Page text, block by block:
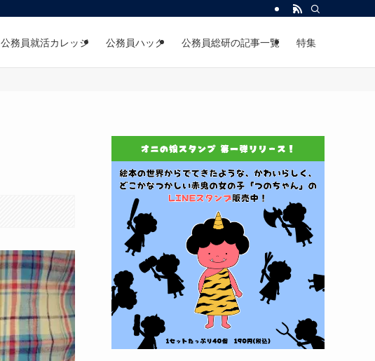
公務員就活カレッジ 公務員ハック 公務員総研の記事一覧 特集